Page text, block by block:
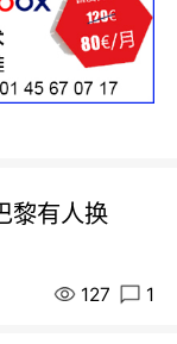
黎有人换
127 1